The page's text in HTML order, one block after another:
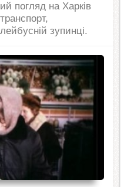
погляд на Харків
зупинці.